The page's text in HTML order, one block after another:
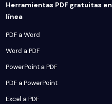
Herramientas PDF gratuitas en
línea
PDF a Word
Word a PDF
PowerPoint a PDF
PDF a PowerPoint
Excel a PDF